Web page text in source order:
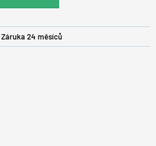
Záruka 24 měsíců